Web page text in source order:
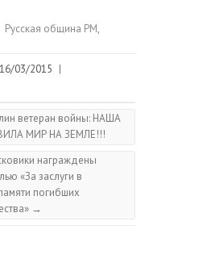
Русская община РМ,
16/03/2015 |
ветеран войны: НАША
МИР НА ЗЕМЛЕ!!!
награждены
«За заслуги в
погибших
→